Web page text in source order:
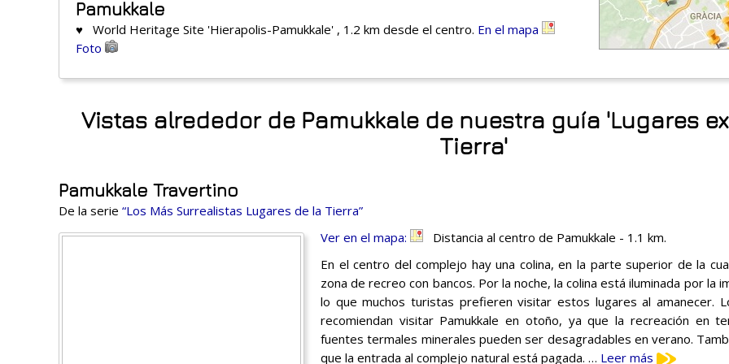
Pamukkale
♥ World Heritage Site 'Hierapolis-Pamukkale' , 1.2 km desde el centro. En el mapa
Foto
Vistas alrededor de Pamukkale de nuestra guía 'Lugares
Tierra'
Pamukkale Travertino
De la serie “Los Más Surrealistas Lugares de la Tierra”
Ver en el mapa:
Distancia al centro de Pamukkale - 1.1 km.
En el centro del complejo hay una colina, en la parte superior de la
zona de recreo con bancos. Por la noche, la colina está iluminada por la
lo que muchos turistas prefieren visitar estos lugares al amanecer.
recomiendan visitar Pamukkale en otoño, ya que la recreación en
fuentes termales minerales pueden ser desagradables en verano.
que la entrada al complejo natural está pagada. … Leer más